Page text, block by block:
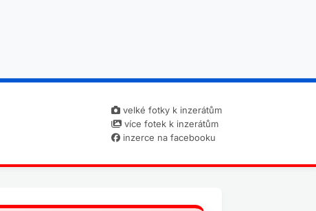
velké fotky k inzerátům
více fotek k inzerátům
inzerce na facebooku